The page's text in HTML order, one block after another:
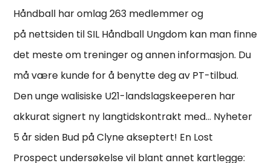
Håndball har omlag 263 medlemmer og
på nettsiden til SIL Håndball Ungdom kan man finne
det meste om treninger og annen informasjon. Du
må være kunde for å benytte deg av PT-tilbud.
Den unge walisiske U21-landslagskeeperen har
akkurat signert ny langtidskontrakt med… Nyheter
5 år siden Bud på Clyne akseptert! En Lost
Prospect undersøkelse vil blant annet kartlegge: